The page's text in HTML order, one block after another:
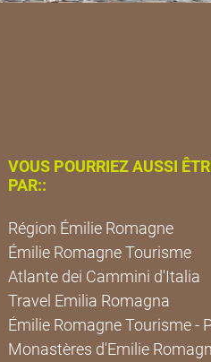
VOUS POURRIEZ AUSSI
PAR::
Région Émilie Romagne
Émilie Romagne Tourisme
Atlante dei Cammini d'Italia
Travel Emilia Romagna
Émilie Romagne Tourisme -
Monastères d'Emilie